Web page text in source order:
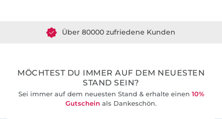
Über 80000 zufriedene Kunden
MÖCHTEST DU IMMER AUF DEM NEUESTEN
STAND SEIN?
Sei immer auf dem neuesten Stand & erhalte einen 10%
Gutschein als Dankeschön.